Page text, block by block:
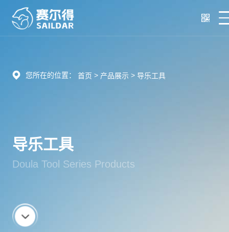
您所在的位置： 首页 > 产品展示 > 导乐工具
导乐工具
Doula Tool Series Products